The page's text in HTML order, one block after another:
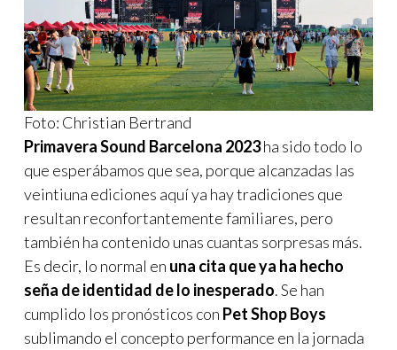
Foto: Christian Bertrand
Primavera Sound Barcelona 2023ha sido todo lo
que esperábamos que sea, porque alcanzadas las
veintiuna ediciones aquí ya hay tradiciones que
resultan reconfortantemente familiares, pero
también ha contenido unas cuantas sorpresas más.
Es decir, lo normal en una cita que ya ha hecho
seña de identidad de lo inesperado. Se han
cumplido los pronósticos con Pet Shop Boys
sublimando el concepto performance en la jornada